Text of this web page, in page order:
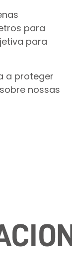
para
para
a proteger
nossas